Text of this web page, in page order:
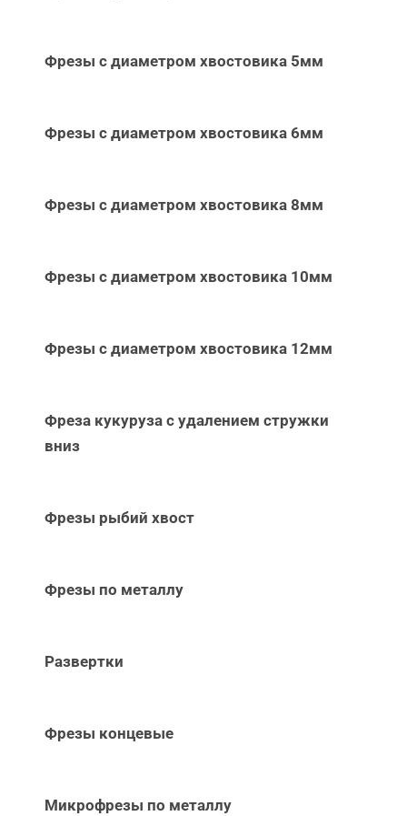
Фрезы с диаметром хвостовика 5мм
Фрезы с диаметром хвостовика 6мм
Фрезы с диаметром хвостовика 8мм
Фрезы с диаметром хвостовика 10мм
Фрезы с диаметром хвостовика 12мм
Фреза кукуруза с удалением стружки
вниз
Фрезы рыбий хвост
Фрезы по металлу
Развертки
Фрезы концевые
Микрофрезы по металлу